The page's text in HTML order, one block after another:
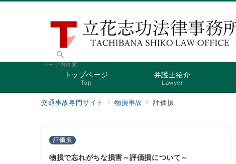
ページ内検索
トップページ
Top
弁護士紹介
Lawyer
交通事故専門サイト 物損事故 評価損
評価損
物損で忘れがちな損害～評価損について～